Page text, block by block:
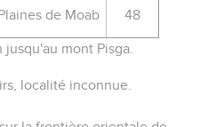
de Moab 48
mont Pisga.
, localité inconnue.